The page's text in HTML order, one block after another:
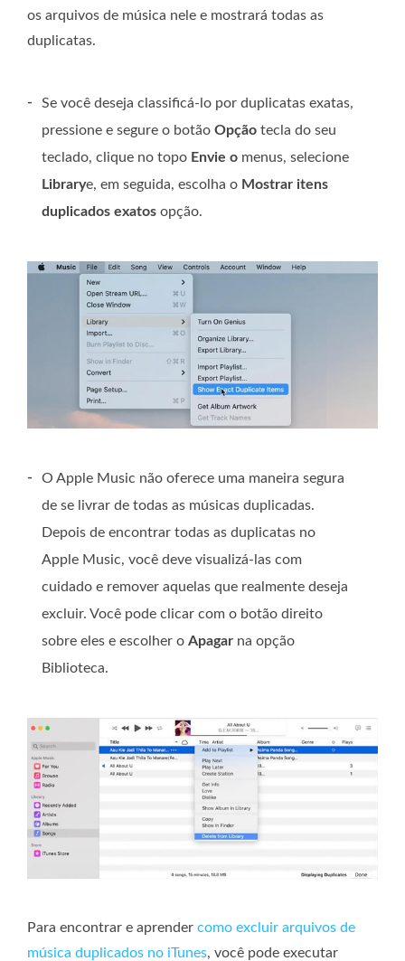
os arquivos de música nele e mostrará todas as
duplicatas.
-
Se você deseja classificá-lo por duplicatas exatas,
pressione e segure o botão Opção tecla do seu
teclado, clique no topo Envie o menus, selecione
Librarye, em seguida, escolha o Mostrar itens
duplicados exatos opção.
-
O Apple Music não oferece uma maneira segura
de se livrar de todas as músicas duplicadas.
Depois de encontrar todas as duplicatas no
Apple Music, você deve visualizá-las com
cuidado e remover aquelas que realmente deseja
excluir. Você pode clicar com o botão direito
sobre eles e escolher o Apagar na opção
Biblioteca.
Para encontrar e aprender como excluir arquivos de
música duplicados no iTunes, você pode executar